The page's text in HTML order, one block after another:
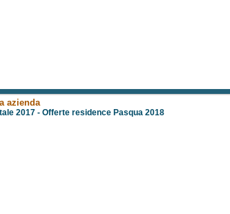
azienda
2017 - Offerte residence Pasqua 2018